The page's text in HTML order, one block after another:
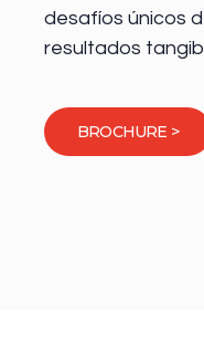
desafíos únicos
resultados
BROCHURE >